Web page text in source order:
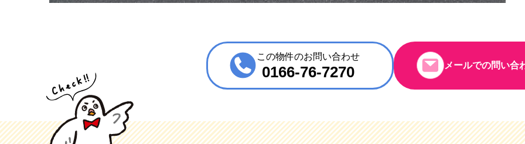
この物件のお問い合わせ
0166-76-7270 メールでの問い合